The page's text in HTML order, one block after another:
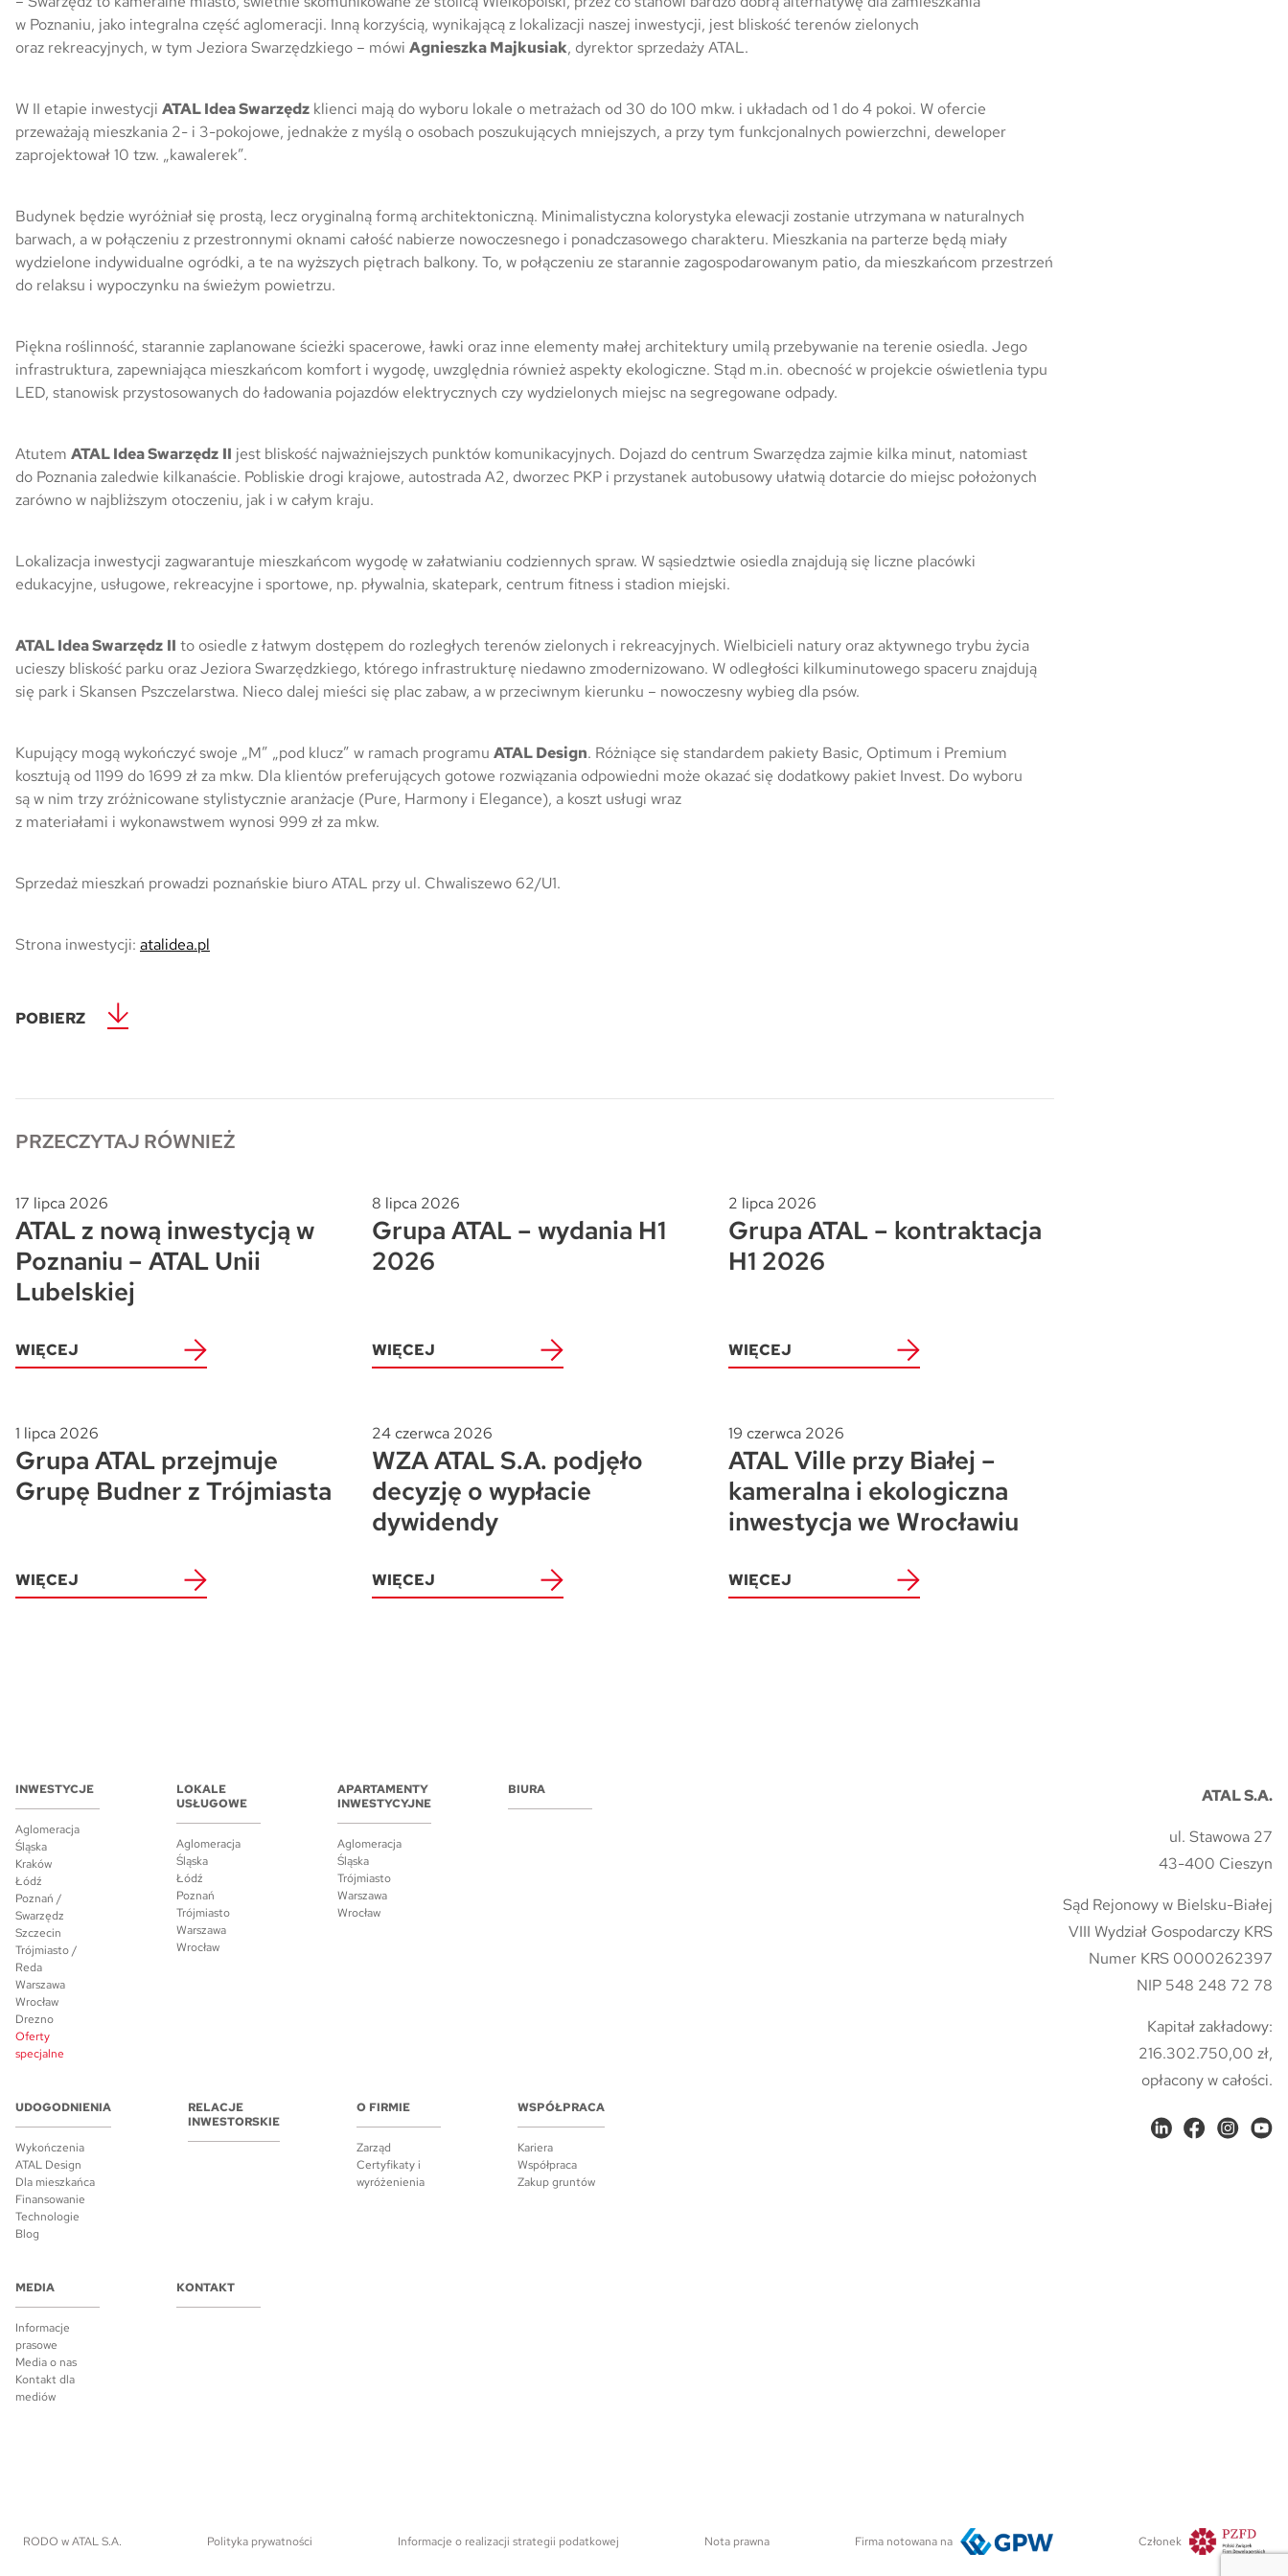
Trójmiasto / Reda
Gdańsk
Gdynia
Kowale
Warszawa
Drezno
Warszawa
Wrocław
w Poznaniu, jako integralna część aglomeracji. Inną korzyścią, wynikającą z lokalizacji naszej inwestycji, jest bliskość terenów zielonych
oraz rekreacyjnych, w tym Jeziora Swarzędzkiego – mówi Agnieszka Majkusiak, dyrektor sprzedaży ATAL.
W II etapie inwestycji ATAL Idea Swarzędz klienci mają do wyboru lokale o metrażach od 30 do 100 mkw. i układach od 1 do 4 pokoi. W ofercie
przeważają mieszkania 2- i 3-pokojowe, jednakże z myślą o osobach poszukujących mniejszych, a przy tym funkcjonalnych powierzchni, deweloper
zaprojektował 10 tzw. „kawalerek”.
Budynek będzie wyróżniał się prostą, lecz oryginalną formą architektoniczną. Minimalistyczna kolorystyka elewacji zostanie utrzymana w naturalnych
barwach, a w połączeniu z przestronnymi oknami całość nabierze nowoczesnego i ponadczasowego charakteru. Mieszkania na parterze będą miały
wydzielone indywidualne ogródki, a te na wyższych piętrach balkony. To, w połączeniu ze starannie zagospodarowanym patio, da mieszkańcom przestrzeń
do relaksu i wypoczynku na świeżym powietrzu.
Piękna roślinność, starannie zaplanowane ścieżki spacerowe, ławki oraz inne elementy małej architektury umilą przebywanie na terenie osiedla. Jego
infrastruktura, zapewniająca mieszkańcom komfort i wygodę, uwzględnia również aspekty ekologiczne. Stąd m.in. obecność w projekcie oświetlenia typu
LED, stanowisk przystosowanych do ładowania pojazdów elektrycznych czy wydzielonych miejsc na segregowane odpady.
Atutem ATAL Idea Swarzędz II jest bliskość najważniejszych punktów komunikacyjnych. Dojazd do centrum Swarzędza zajmie kilka minut, natomiast
do Poznania zaledwie kilkanaście. Pobliskie drogi krajowe, autostrada A2, dworzec PKP i przystanek autobusowy ułatwią dotarcie do miejsc położonych
zarówno w najbliższym otoczeniu, jak i w całym kraju.
Lokalizacja inwestycji zagwarantuje mieszkańcom wygodę w załatwianiu codziennych spraw. W sąsiedztwie osiedla znajdują się liczne placówki
edukacyjne, usługowe, rekreacyjne i sportowe, np. pływalnia, skatepark, centrum fitness i stadion miejski.
ATAL Idea Swarzędz II to osiedle z łatwym dostępem do rozległych terenów zielonych i rekreacyjnych. Wielbicieli natury oraz aktywnego trybu życia
ucieszy bliskość parku oraz Jeziora Swarzędzkiego, którego infrastrukturę niedawno zmodernizowano. W odległości kilkuminutowego spaceru znajdują
się park i Skansen Pszczelarstwa. Nieco dalej mieści się plac zabaw, a w przeciwnym kierunku – nowoczesny wybieg dla psów.
Kupujący mogą wykończyć swoje „M” „pod klucz” w ramach programu ATAL Design. Różniące się standardem pakiety Basic, Optimum i Premium
kosztują od 1199 do 1699 zł za mkw. Dla klientów preferujących gotowe rozwiązania odpowiedni może okazać się dodatkowy pakiet Invest. Do wyboru
są w nim trzy zróżnicowane stylistycznie aranżacje (Pure, Harmony i Elegance), a koszt usługi wraz
z materiałami i wykonawstwem wynosi 999 zł za mkw.
Sprzedaż mieszkań prowadzi poznańskie biuro ATAL przy ul. Chwaliszewo 62/U1.
Strona inwestycji: atalidea.pl
POBIERZ
PRZECZYTAJ RÓWNIEŻ
17 lipca 2026
ATAL z nową inwestycją w
Poznaniu – ATAL Unii
Lubelskiej
WIĘCEJ
8 lipca 2026
Grupa ATAL – wydania H1
2026
WIĘCEJ
2 lipca 2026
Grupa ATAL – kontraktacja
H1 2026
WIĘCEJ
1 lipca 2026
Grupa ATAL przejmuje
Grupę Budner z Trójmiasta
WIĘCEJ
24 czerwca 2026
WZA ATAL S.A. podjęło
decyzję o wypłacie
dywidendy
WIĘCEJ
19 czerwca 2026
ATAL Ville przy Białej –
kameralna i ekologiczna
inwestycja we Wrocławiu
WIĘCEJ
INWESTYCJE
Aglomeracja
Śląska
Kraków
Łódź
Poznań /
Swarzędz
Szczecin
Trójmiasto /
Reda
Warszawa
Wrocław
Drezno
Oferty
specjalne
LOKALE
USŁUGOWE
Aglomeracja
Śląska
Łódź
Poznań
Trójmiasto
Warszawa
Wrocław
APARTAMENTY
INWESTYCYJNE
Aglomeracja
Śląska
Trójmiasto
Warszawa
Wrocław
BIURA
UDOGODNIENIA
Wykończenia
ATAL Design
Dla mieszkańca
Finansowanie
Technologie
Blog
RELACJE
INWESTORSKIE
O FIRMIE
Zarząd
Certyfikaty i
wyróżenienia
WSPÓŁPRACA
Kariera
Współpraca
Zakup gruntów
MEDIA
Informacje
prasowe
Media o nas
Kontakt dla
mediów
KONTAKT
ATAL S.A.
ul. Stawowa 27
43-400 Cieszyn
Sąd Rejonowy w Bielsku-Białej
VIII Wydział Gospodarczy KRS
Numer KRS 0000262397
NIP 548 248 72 78
Kapitał zakładowy:
216.302.750,00 zł,
opłacony w całości.
RODO w ATAL S.A. Polityka prywatności Informacje o realizacji strategii podatkowej Nota prawna Firma notowana na Członek
Skwer Witosa w Piastowie